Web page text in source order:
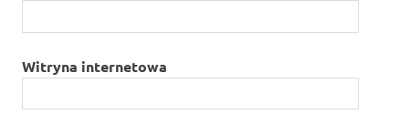
Witryna internetowa